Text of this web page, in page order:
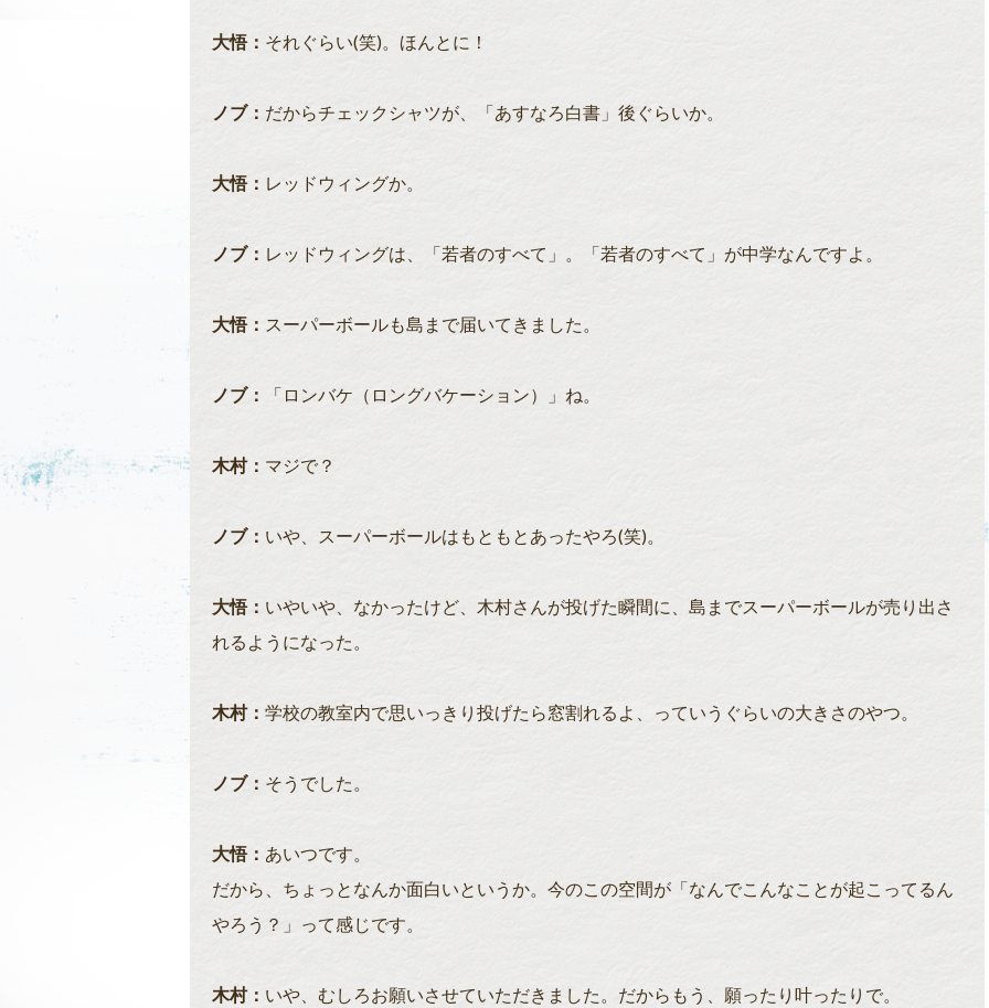
大悟： それぐらい(笑)。ほんとに！
ノブ： だからチェックシャツが、「あすなろ白書」後ぐらいか。
大悟： レッドウィングか。
ノブ： レッドウィングは、「若者のすべて」。「若者のすべて」が中学なんですよ。
大悟： スーパーボールも島まで届いてきました。
ノブ： 「ロンバケ（ロングバケーション）」ね。
木村： マジで？
ノブ： いや、スーパーボールはもともとあったやろ(笑)。
大悟： いやいや、なかったけど、木村さんが投げた瞬間に、島までスーパーボールが売り出さ
れるようになった。
木村： 学校の教室内で思いっきり投げたら窓割れるよ、っていうぐらいの大きさのやつ。
ノブ： そうでした。
大悟： あいつです。
だから、ちょっとなんか面白いというか。今のこの空間が「なんでこんなことが起こってるん
やろう？」って感じです。
木村： いや、むしろお願いさせていただきました。だからもう、願ったり叶ったりで。